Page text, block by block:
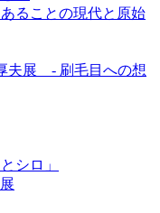
ることの現代と原始
夫展 - 刷毛目への想
シロ」